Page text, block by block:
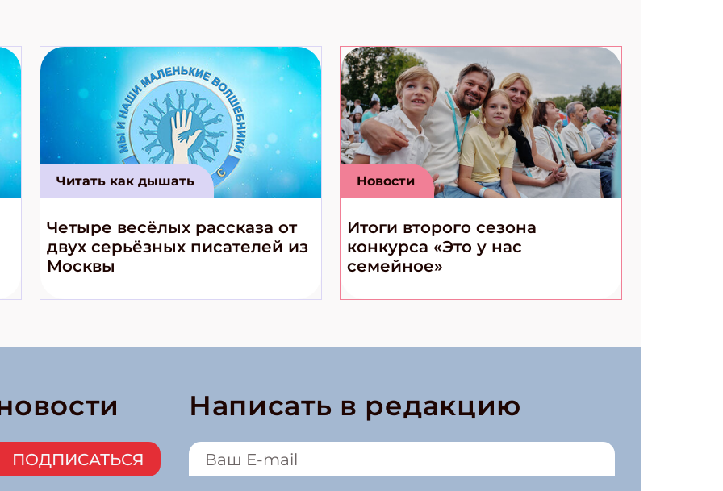
Читать как дышать
Четыре весёлых рассказа от
двух серьёзных писателей из
Москвы
Новости
Итоги второго сезона
конкурса «Это у нас
семейное»
ПОДПИСАТЬСЯ
Написать в редакцию